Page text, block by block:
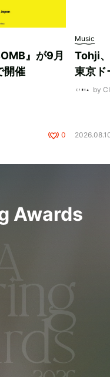
』が9月
開催
0
Music
Tohji
東京ド
by
Awards